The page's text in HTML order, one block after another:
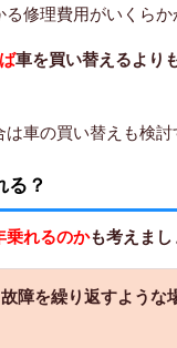
修理費用がいくら
車を買い替えるより
車の買い替えも検
る？
乗れるのかも考えまし
障を繰り返すような